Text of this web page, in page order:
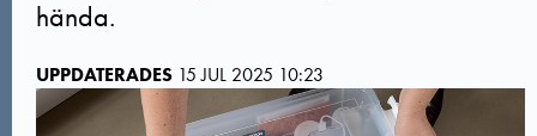
hända.
UPPDATERADES 15 JUL 2025 10:23